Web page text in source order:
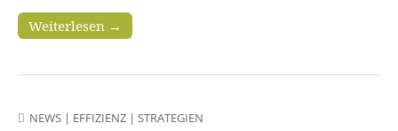
Weiterlesen →
NEWS | EFFIZIENZ | STRATEGIEN